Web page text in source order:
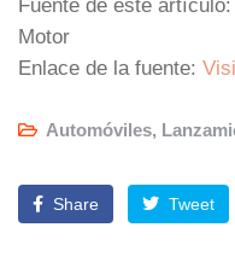
Fuente de este
Motor
Enlace de la fuente:
Automóviles,
Share Tweet